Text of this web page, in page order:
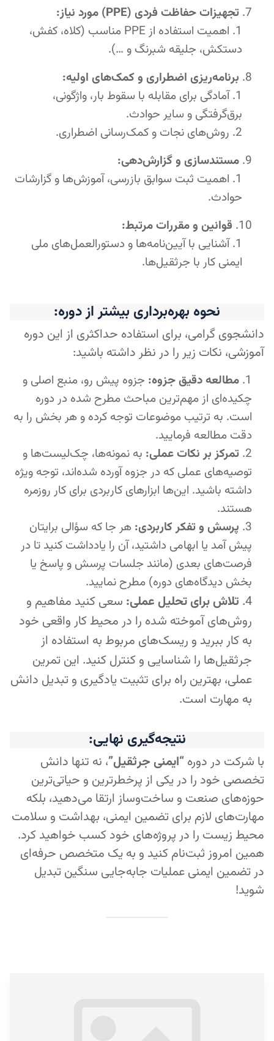
تجهیزات حفاظت فردی (PPE) مورد نیاز:
اهمیت استفاده از PPE مناسب (کلاه، کفش،
دستکش، جلیقه شبرنگ و …).
برنامه‌ریزی اضطراری و کمک‌های اولیه:
آمادگی برای مقابله با سقوط بار، واژگونی،
برق‌گرفتگی و سایر حوادث.
روش‌های نجات و کمک‌رسانی اضطراری.
مستندسازی و گزارش‌دهی:
اهمیت ثبت سوابق بازرسی، آموزش‌ها و گزارشات
حوادث.
قوانین و مقررات مرتبط:
آشنایی با آیین‌نامه‌ها و دستورالعمل‌های ملی
ایمنی کار با جرثقیل‌ها.
نحوه بهره‌برداری بیشتر از دوره:
دانشجوی گرامی، برای استفاده حداکثری از این دوره
آموزشی، نکات زیر را در نظر داشته باشید:
مطالعه دقیق جزوه: جزوه پیش رو، منبع اصلی و
چکیده‌ای از مهم‌ترین مباحث مطرح شده در دوره
است. به ترتیب موضوعات توجه کرده و هر بخش را به
دقت مطالعه فرمایید.
تمرکز بر نکات عملی: به نمونه‌ها، چک‌لیست‌ها و
توصیه‌های عملی که در جزوه آورده شده‌اند، توجه ویژه
داشته باشید. این‌ها ابزارهای کاربردی برای کار روزمره
هستند.
پرسش و تفکر کاربردی: هر جا که سؤالی برایتان
پیش آمد یا ابهامی داشتید، آن را یادداشت کنید تا در
فرصت‌های بعدی (مانند جلسات پرسش و پاسخ یا
بخش دیدگاه‌های دوره) مطرح نمایید.
تلاش برای تحلیل عملی: سعی کنید مفاهیم و
روش‌های آموخته شده را در محیط کار واقعی خود
به کار ببرید و ریسک‌های مربوط به استفاده از
جرثقیل‌ها را شناسایی و کنترل کنید. این تمرین
عملی، بهترین راه برای تثبیت یادگیری و تبدیل دانش
به مهارت است.
نتیجه‌گیری نهایی:
با شرکت در دوره“ایمنی جرثقیل”، نه تنها دانش
تخصصی خود را در یکی از پرخطرترین و حیاتی‌ترین
حوزه‌های صنعت و ساخت‌وساز ارتقا می‌دهید، بلکه
مهارت‌های لازم برای تضمین ایمنی، بهداشت و سلامت
محیط زیست را در پروژه‌های خود کسب خواهید کرد.
همین امروز ثبت‌نام کنید و به یک متخصص حرفه‌ای
در تضمین ایمنی عملیات جابه‌جایی سنگین تبدیل
شوید!